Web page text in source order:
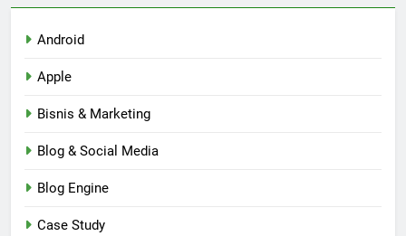
Android
Apple
Bisnis & Marketing
Blog & Social Media
Blog Engine
Case Study